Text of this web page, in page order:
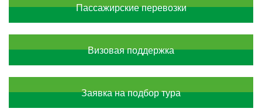
Пассажирские перевозки
Визовая поддержка
Заявка на подбор тура